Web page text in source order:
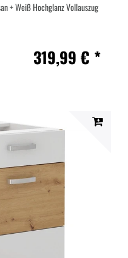
+ Weiß Hochglanz Vollauszug
319,99 € *